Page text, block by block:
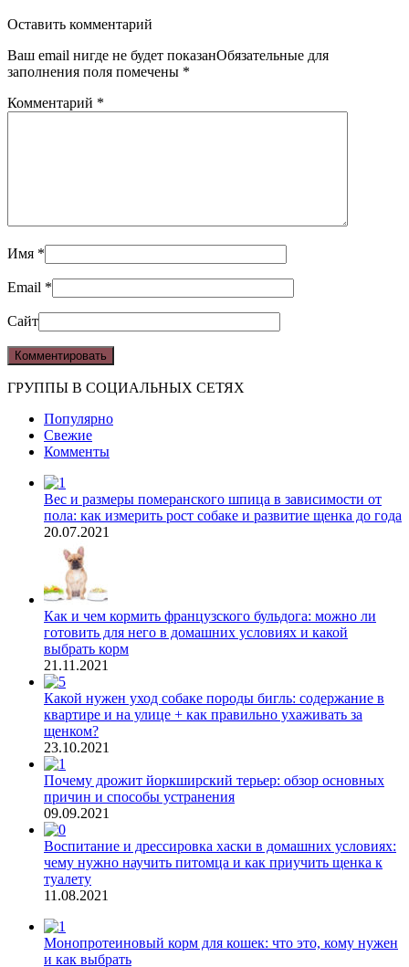
Оставить комментарий
Ваш email нигде не будет показанОбязательные для
заполнения поля помечены *
Комментарий *
Имя *
Email *
Сайт
ГРУППЫ В СОЦИАЛЬНЫХ СЕТЯХ
Популярно
Свежие
Комменты
Вес и размеры померанского шпица в зависимости от
пола: как измерить рост собаке и развитие щенка до года
20.07.2021
Как и чем кормить французского бульдога: можно ли
готовить для него в домашних условиях и какой
выбрать корм
21.11.2021
Какой нужен уход собаке породы бигль: содержание в
квартире и на улице + как правильно ухаживать за
щенком?
23.10.2021
Почему дрожит йоркширский терьер: обзор основных
причин и способы устранения
09.09.2021
Воспитание и дрессировка хаски в домашних условиях:
чему нужно научить питомца и как приучить щенка к
туалету
11.08.2021
Монопротеиновый корм для кошек: что это, кому нужен
и как выбрать